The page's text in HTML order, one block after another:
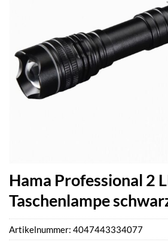
Hama Professional 2
Taschenlampe
Artikelnummer: 4047443334077